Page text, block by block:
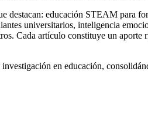
educación STEAM para
universitarios, inteligencia
Cada artículo constituye un
en educación,